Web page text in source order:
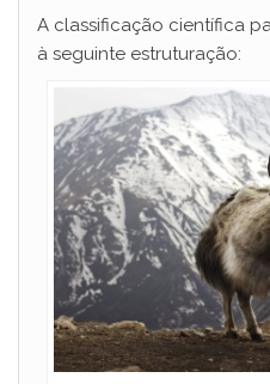
A classificação científica
à seguinte estruturação: